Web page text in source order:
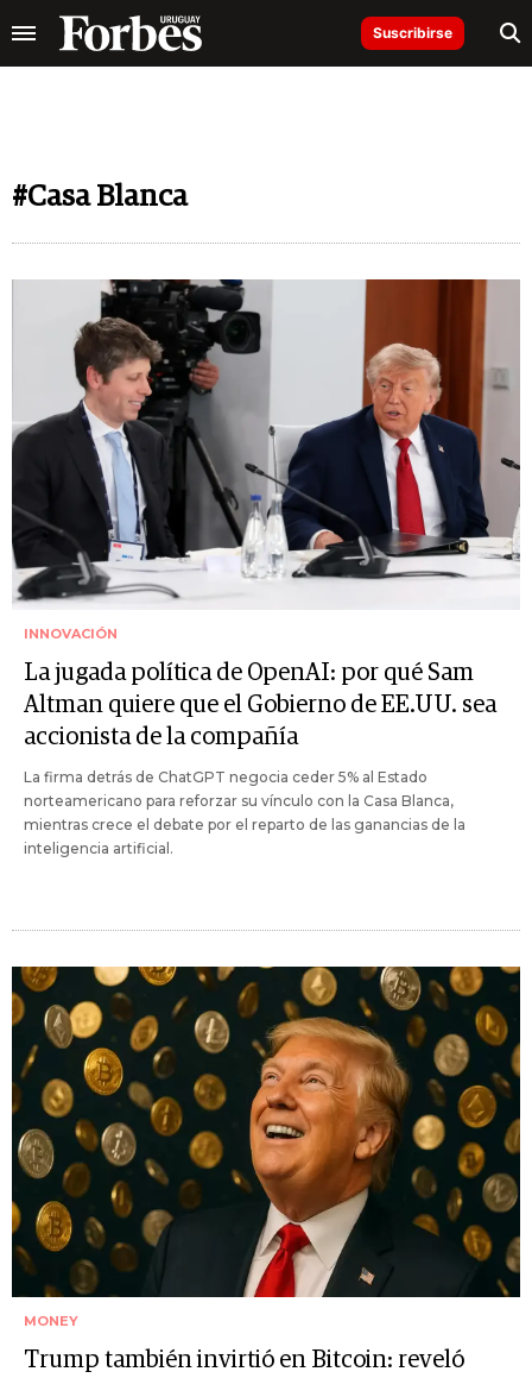
Suscribirse
#Casa Blanca
INNOVACIÓN
La jugada política de OpenAI: por qué Sam
Altman quiere que el Gobierno de EE.UU. sea
accionista de la compañía
La firma detrás de ChatGPT negocia ceder 5% al Estado
norteamericano para reforzar su vínculo con la Casa Blanca,
mientras crece el debate por el reparto de las ganancias de la
inteligencia artificial.
MONEY
Trump también invirtió en Bitcoin: reveló